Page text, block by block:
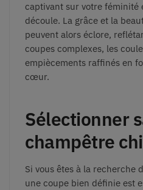
captivant sur votre féminité
découle. La grâce et la
peuvent alors éclore,
coupes complexes, les
empiècements raffinés en
cœur.
Sélectionner
champêtre
Si vous êtes à la recherche
une coupe bien définie est